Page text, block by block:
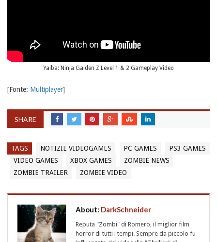
Yaiba: Ninja Gaiden Z Level 1 & 2 Gameplay Video
[Fonte: Multiplayer]
SHARE
TAGS NOTIZIE VIDEOGAMES PC GAMES
PS3 GAMES
VIDEO GAMES
XBOX GAMES
ZOMBIE NEWS
ZOMBIE TRAILER
ZOMBIE VIDEO
About: DarkSchneider
Reputa "Zombi" di Romero, il miglior film
horror di tutti i tempi. Sempre da piccolo fu